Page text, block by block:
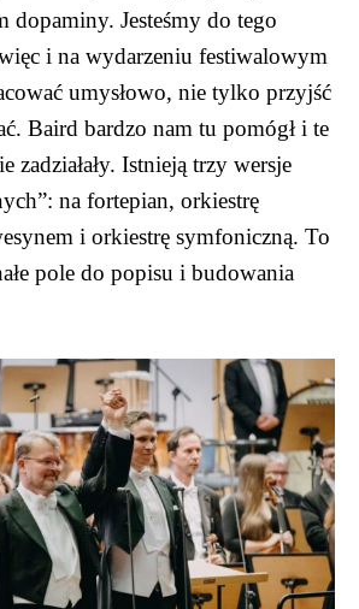
dopaminy. Jesteśmy do tego
i na wydarzeniu festiwalowym
umysłowo, nie tylko przyjść
Baird bardzo nam tu pomógł i te
zadziałały. Istnieją trzy wersje
na fortepian, orkiestrę
i orkiestrę symfoniczną. To
pole do popisu i budowania